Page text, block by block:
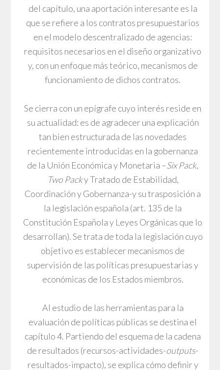
del capítulo, una aportación interesante es la
que se refiere a los contratos presupuestarios
en el modelo descentralizado de agencias:
requisitos necesarios en el diseño organizativo
y, con un enfoque más teórico, mecanismos de
funcionamiento de dichos contratos.
Se cierra con un epígrafe cuyo interés reside en
su actualidad: es de agradecer una explicación
tan bien estructurada de las novedades
recientemente introducidas en la gobernanza
de la Unión Económica y Monetaria –Six Pack,
Two Packy Tratado de Estabilidad,
Coordinación y Gobernanza-y su trasposición a
la legislación española (art. 135 de la
Constitución Española y Leyes Orgánicas que lo
desarrollan). Se trata de toda la legislación cuyo
objetivo es establecer mecanismos de
supervisión de las políticas presupuestarias y
económicas de los Estados miembros.
Al estudio de las herramientas para la
evaluación de políticas públicas se destina el
capítulo 4. Partiendo del esquema de la cadena
de resultados (recursos-actividades-outputs-
resultados-impacto), se explica cómo definir y